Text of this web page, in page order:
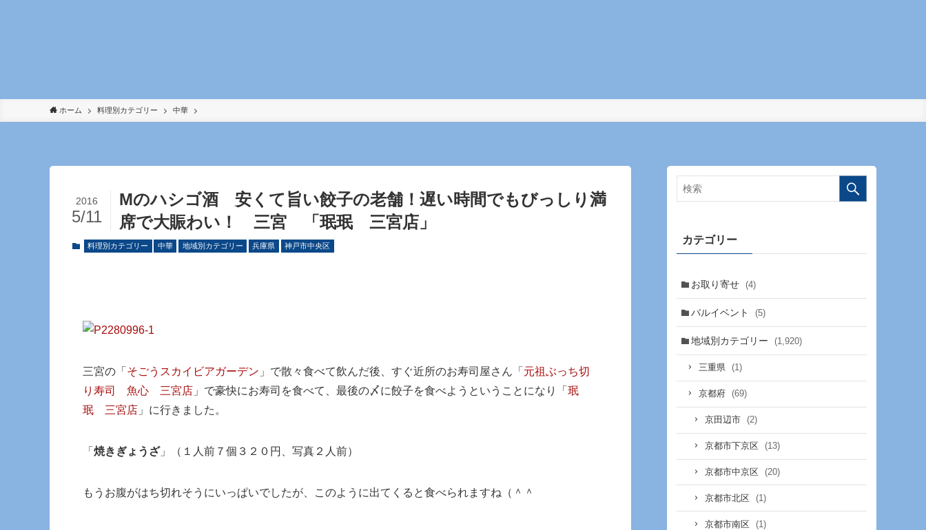
ホーム 料理別カテゴリー 中華
Mのハシゴ酒 安くて旨い餃子の老舗！遅い時間でもびっしり満
席で大賑わい！ 三宮 「珉珉 三宮店」
2016
5/11
料理別カテゴリー 中華 地域別カテゴリー 兵庫県 神戸市中央区
三宮の「 そごうスカイビアガーデン 」で散々食べて飲んだ後、すぐ近所のお寿司屋さん「 元祖ぶっち切
り寿司 魚心 三宮店 」で豪快にお寿司を食べて、最後の〆に餃子を食べようということになり「 珉
珉 三宮店 」に行きました。
「 焼きぎょうざ」（１人前７個３２０円、写真２人前）
もうお腹がはち切れそうにいっぱいでしたが、このように出てくると食べられますね（＾＾
カテゴリー
お取り寄せ (4)
バルイベント (5)
地域別カテゴリー (1,920)
三重県 (1)
京都府 (69)
京田辺市 (2)
京都市下京区 (13)
京都市中京区 (20)
京都市北区 (1)
京都市南区 (1)